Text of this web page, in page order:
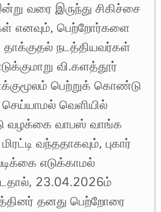
வரை இருந்து சிகிச்சை
எனவும், பெற்றோர்களை
நடத்தியவர்கள்
வி.களத்தூர்
பெற்றுக் கொண்டு
வெளியில்
வழக்கை வாபஸ் வாங்க
வந்ததாகவும், புகார்
எடுக்காமல்
23.04.2026ம்
தனது பெற்றோரை